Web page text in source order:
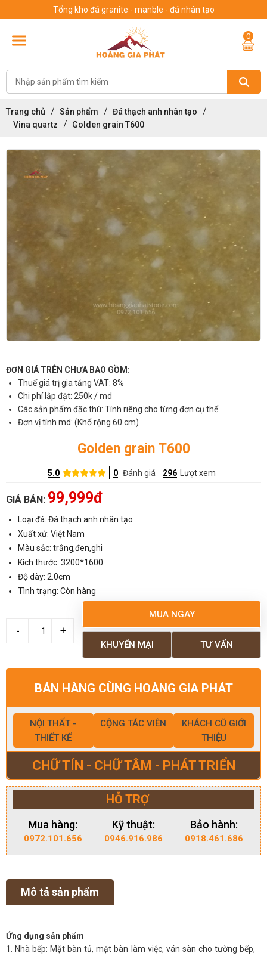
Tổng kho đá granite - manble - đá nhân tạo
0
Trang chủ Sản phẩm
Đá thạch anh nhân tạo
Vina quartz
Golden grain T600
ĐƠN GIÁ TRÊN CHƯA BAO GỒM:
Thuế giá trị gia tăng VAT: 8%
Chi phí lắp đặt: 250k / md
Các sản phẩm đặc thù: Tính riêng cho từng đơn cụ thể
Đơn vị tính md: (Khổ rộng 60 cm)
Golden grain T600
5.0 0 Đánh giá 296 Lượt xem
GIÁ BÁN: 99,999đ
Loại đá: Đá thạch anh nhân tạo
Xuất xứ: Việt Nam
Màu sắc: trắng,đen,ghi
Kích thước: 3200*1600
Độ dày: 2.0cm
Tình trạng: Còn hàng
MUA NGAY
TƯ VẤN
KHUYẾN MẠI
BÁN HÀNG CÙNG HOÀNG GIA PHÁT
NỘI THẤT -
THIẾT KẾ
CỘNG TÁC VIÊN
KHÁCH CŨ GIỚI
THIỆU
CHỮ TÍN - CHỮ TÂM - PHÁT TRIỂN
HỖ TRỢ
Mua hàng:
0972.101.656
Kỹ thuật:
0946.916.986
Bảo hành:
0918.461.686
Mô tả sản phẩm
Ứng dụng sản phẩm
1. Nhà bếp: Mặt bàn tủ, mặt bàn làm việc, ván sàn cho tường bếp,